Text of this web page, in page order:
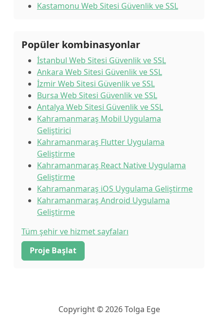
Kastamonu Web Sitesi Güvenlik ve SSL
Popüler kombinasyonlar
İstanbul Web Sitesi Güvenlik ve SSL
Ankara Web Sitesi Güvenlik ve SSL
İzmir Web Sitesi Güvenlik ve SSL
Bursa Web Sitesi Güvenlik ve SSL
Antalya Web Sitesi Güvenlik ve SSL
Kahramanmaraş Mobil Uygulama
Geliştirici
Kahramanmaraş Flutter Uygulama
Geliştirme
Kahramanmaraş React Native Uygulama
Geliştirme
Kahramanmaraş iOS Uygulama Geliştirme
Kahramanmaraş Android Uygulama
Geliştirme
Tüm şehir ve hizmet sayfaları
Proje Başlat
Copyright © 2026 Tolga Ege